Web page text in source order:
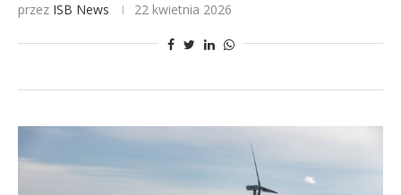
przez ISB News 22 kwietnia 2026